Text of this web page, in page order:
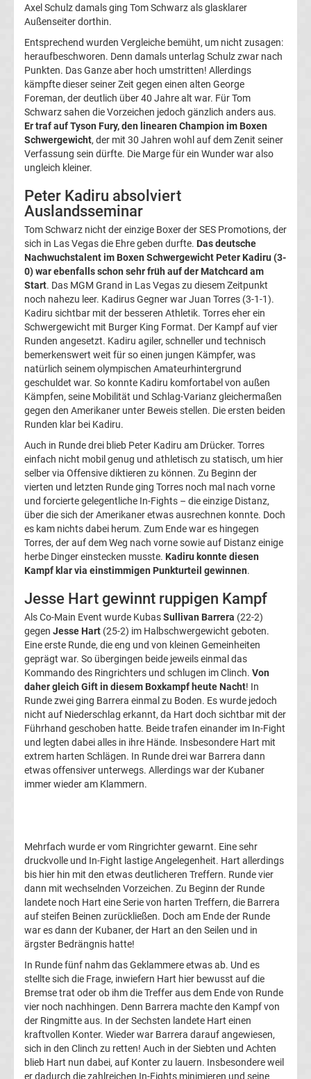
Boxen
Termine
2024
Boxen
Termine
2023
Boxen
Termine
2022
Boxen
Termine
2021
Termine
2020
Termine
2019
Boxen
Gewichtsklassen
Top-
Aktuell
Bundesliga
Ergebnisse
2.
Liga
Ergebnisse
3.
Liga
Ergebnisse
Axel Schulz damals ging Tom Schwarz als glasklarer
Außenseiter dorthin.
Entsprechend wurden Vergleiche bemüht, um nicht zusagen:
heraufbeschworen. Denn damals unterlag Schulz zwar nach
Punkten. Das Ganze aber hoch umstritten! Allerdings
kämpfte dieser seiner Zeit gegen einen alten George
Foreman, der deutlich über 40 Jahre alt war. Für Tom
Schwarz sahen die Vorzeichen jedoch gänzlich anders aus.
Er traf auf Tyson Fury, den linearen Champion im Boxen
Schwergewicht, der mit 30 Jahren wohl auf dem Zenit seiner
Verfassung sein dürfte. Die Marge für ein Wunder war also
ungleich kleiner.
Peter Kadiru absolviert
Auslandsseminar
Tom Schwarz nicht der einzige Boxer der SES Promotions, der
sich in Las Vegas die Ehre geben durfte. Das deutsche
Nachwuchstalent im Boxen Schwergewicht Peter Kadiru (3-
0) war ebenfalls schon sehr früh auf der Matchcard am
Start. Das MGM Grand in Las Vegas zu diesem Zeitpunkt
noch nahezu leer. Kadirus Gegner war Juan Torres (3-1-1).
Kadiru sichtbar mit der besseren Athletik. Torres eher ein
Schwergewicht mit Burger King Format. Der Kampf auf vier
Runden angesetzt. Kadiru agiler, schneller und technisch
bemerkenswert weit für so einen jungen Kämpfer, was
natürlich seinem olympischen Amateurhintergrund
geschuldet war. So konnte Kadiru komfortabel von außen
Kämpfen, seine Mobilität und Schlag-Varianz gleichermaßen
gegen den Amerikaner unter Beweis stellen. Die ersten beiden
Runden klar bei Kadiru.
Auch in Runde drei blieb Peter Kadiru am Drücker. Torres
einfach nicht mobil genug und athletisch zu statisch, um hier
selber via Offensive diktieren zu können. Zu Beginn der
vierten und letzten Runde ging Torres noch mal nach vorne
und forcierte gelegentliche In-Fights – die einzige Distanz,
über die sich der Amerikaner etwas ausrechnen konnte. Doch
es kam nichts dabei herum. Zum Ende war es hingegen
Torres, der auf dem Weg nach vorne sowie auf Distanz einige
herbe Dinger einstecken musste. Kadiru konnte diesen
Kampf klar via einstimmigen Punkturteil gewinnen.
Jesse Hart gewinnt ruppigen Kampf
Als Co-Main Event wurde KubasSullivan Barrera (22-2)
gegen Jesse Hart (25-2) im Halbschwergewicht geboten.
Eine erste Runde, die eng und von kleinen Gemeinheiten
geprägt war. So übergingen beide jeweils einmal das
Kommando des Ringrichters und schlugen im Clinch. Von
daher gleich Gift in diesem Boxkampf heute Nacht! In
Runde zwei ging Barrera einmal zu Boden. Es wurde jedoch
nicht auf Niederschlag erkannt, da Hart doch sichtbar mit der
Führhand geschoben hatte. Beide trafen einander im In-Fight
und legten dabei alles in ihre Hände. Insbesondere Hart mit
extrem harten Schlägen. In Runde drei war Barrera dann
etwas offensiver unterwegs. Allerdings war der Kubaner
immer wieder am Klammern.
Mehrfach wurde er vom Ringrichter gewarnt. Eine sehr
druckvolle und In-Fight lastige Angelegenheit. Hart allerdings
bis hier hin mit den etwas deutlicheren Treffern. Runde vier
dann mit wechselnden Vorzeichen. Zu Beginn der Runde
landete noch Hart eine Serie von harten Treffern, die Barrera
auf steifen Beinen zurückließen. Doch am Ende der Runde
war es dann der Kubaner, der Hart an den Seilen und in
ärgster Bedrängnis hatte!
In Runde fünf nahm das Geklammere etwas ab. Und es
stellte sich die Frage, inwiefern Hart hier bewusst auf die
Bremse trat oder ob ihm die Treffer aus dem Ende von Runde
vier noch nachhingen. Denn Barrera machte den Kampf von
der Ringmitte aus. In der Sechsten landete Hart einen
kraftvollen Konter. Wieder war Barrera darauf angewiesen,
sich in den Clinch zu retten! Auch in der Siebten und Achten
blieb Hart nun dabei, auf Konter zu lauern. Insbesondere weil
er dadurch die zahlreichen In-Fights minimieren und seine